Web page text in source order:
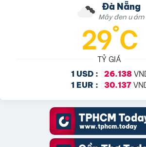
Đà Nẵng
Mây đen u ám
29°C
TỶ GIÁ
1 USD : 26.138
1 EUR : 30.137